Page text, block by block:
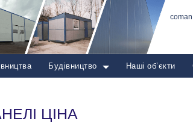
Будівництво Наші об’єкти
ЦІНА